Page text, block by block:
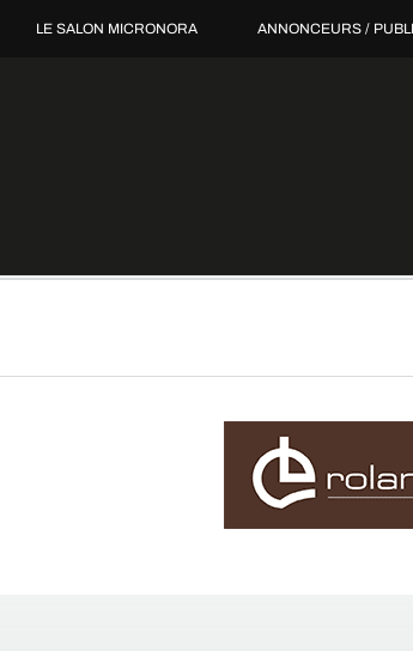
LE SALON MICRONORA ANNONCEURS /